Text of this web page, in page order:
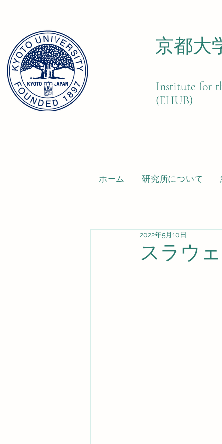
京都大
Institute for
(EHUB)
ホーム 研究所について
スラウ
2022年5月10日